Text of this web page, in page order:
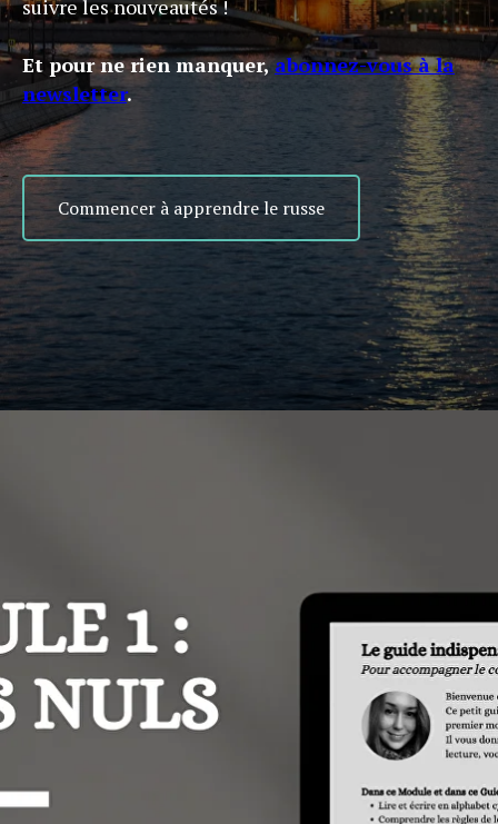
suivre les nouveautés !
Et pour ne rien manquer,abonnez-vous à la
newsletter.
Commencer à apprendre le russe